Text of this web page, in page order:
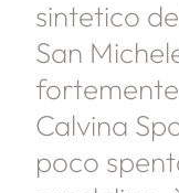
sintetico
San
Calvina
poco